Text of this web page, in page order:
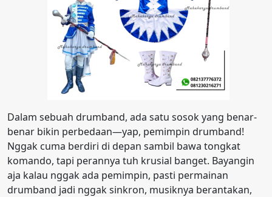
Dalam sebuah drumband, ada satu sosok yang benar-
benar bikin perbedaan—yap, pemimpin drumband!
Nggak cuma berdiri di depan sambil bawa tongkat
komando, tapi perannya tuh krusial banget. Bayangin
aja kalau nggak ada pemimpin, pasti permainan
drumband jadi nggak sinkron, musiknya berantakan,